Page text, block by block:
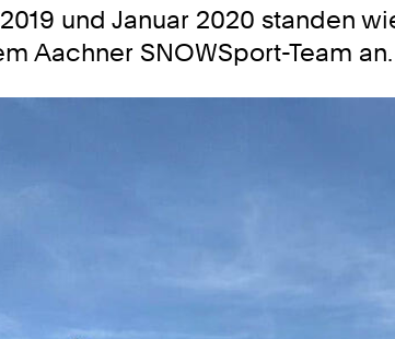
und Januar 2020 standen
Aachner SNOWSport-Team an.